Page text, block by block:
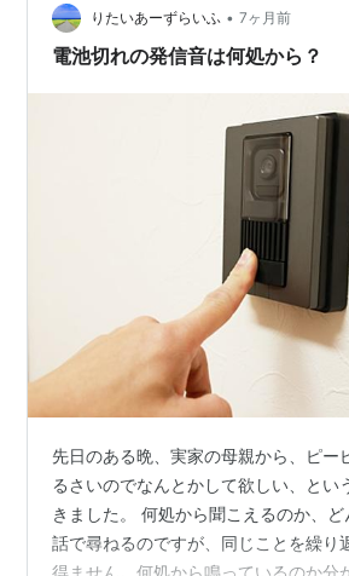
りたいあーずらいふ • 7ヶ月前
電池切れの発信音は何処から？
先日のある晩、実家の母親から、ピー
るさいのでなんとかして欲しい、とい
きました。 何処から聞こえるのか、
話で尋ねるのですが、同じことを繰り
得ません。何処から鳴っているのか分